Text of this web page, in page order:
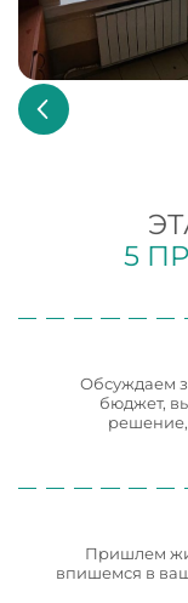
5
Обсуждаем
бюджет,
решение,
Пришлем
впишемся в